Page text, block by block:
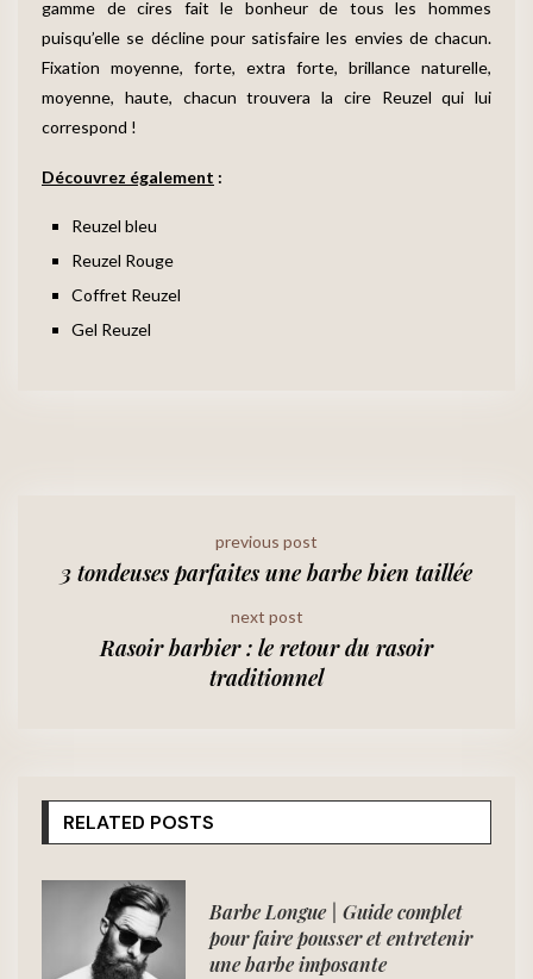
gamme de cires fait le bonheur de tous les hommes
puisqu’elle se décline pour satisfaire les envies de chacun.
Fixation moyenne, forte, extra forte, brillance naturelle,
moyenne, haute, chacun trouvera la cire Reuzel qui lui
correspond !
Découvrez également :
Reuzel bleu
Reuzel Rouge
Coffret Reuzel
Gel Reuzel
previous post
3 tondeuses parfaites une barbe bien taillée
next post
Rasoir barbier : le retour du rasoir
traditionnel
RELATED POSTS
Barbe Longue | Guide complet
pour faire pousser et entretenir
une barbe imposante